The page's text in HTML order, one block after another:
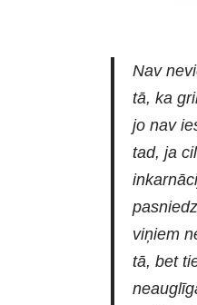
Nav
tā, ka
jo nav
tad, ja
viņiem
tā, bet